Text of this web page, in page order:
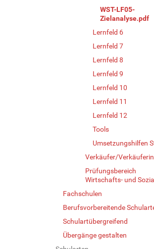
WST-LF05-
Zielanalyse.pdf
Lernfeld 6
Lernfeld 7
Lernfeld 8
Lernfeld 9
Lernfeld 10
Lernfeld 11
Lernfeld 12
Tools
Umsetzungshilfen
Verkäufer/Verkäuferin
Prüfungsbereich
Wirtschafts- und
Fachschulen
Berufsvorbereitende
Schulartübergreifend
Übergänge gestalten